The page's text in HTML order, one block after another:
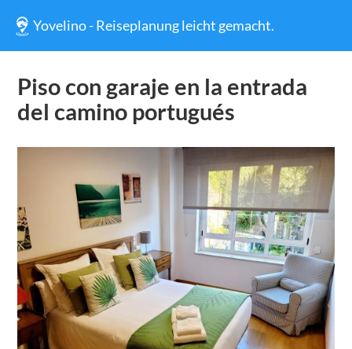
Yovelino - Reiseplanung leicht gemacht.
Piso con garaje en la entrada
del camino portugués